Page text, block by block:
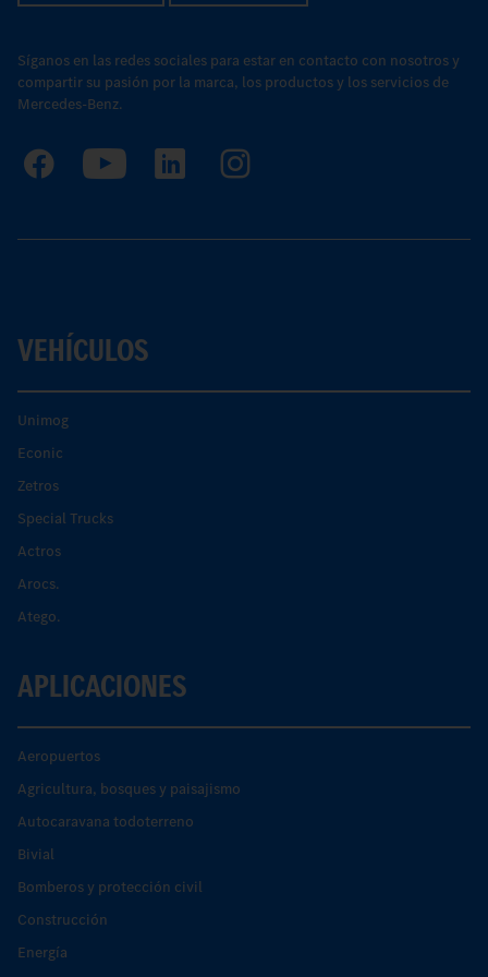
Síganos en las redes sociales para estar en contacto con nosotros y
compartir su pasión por la marca, los productos y los servicios de
Mercedes-Benz.
VEHÍCULOS
Unimog
Econic
Zetros
Special Trucks
Actros
Arocs.
Atego.
APLICACIONES
Aeropuertos
Agricultura, bosques y paisajismo
Autocaravana todoterreno
Bivial
Bomberos y protección civil
Construcción
Energía